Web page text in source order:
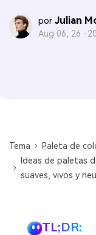
por Julian
Aug 06, 26 ·
Tema
Paleta de
Ideas de paletas
suaves, vivos y
TL;DR: